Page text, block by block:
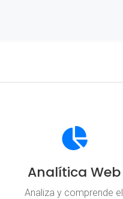
Analítica Web
Analiza y comprende el